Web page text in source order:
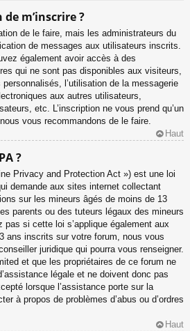
m’inscrire ?
de le faire, mais les administrateurs du
de messages aux utilisateurs inscrits.
également avoir accès à des
qui ne sont pas disponibles aux visiteurs,
personnalisés, l’utilisation de la messagerie
aux autres utilisateurs,
etc. L’inscription ne vous prend qu’un
vous recommandons de le faire.
Haut
?
Privacy and Protection Act ») est une loi
demande aux sites internet collectant
sur les mineurs âgés de moins de 13
parents ou des tuteurs légaux des mineurs
si cette loi s’applique également aux
ans inscrits sur votre forum, nous vous
juridique qui pourra vous renseigner.
et que les propriétaires de ce forum ne
légale et ne doivent donc pas
lorsque l’assistance porte sur la
à propos de problèmes d’abus ou d’ordres
Haut